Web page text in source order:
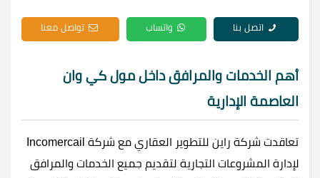
اتصل بنا واتساب تواصل معنا
أهم الخدمات والمرافق داخل مول كي وان
العاصمة الإدارية
تعاقدت شركة راين للتطوير العقاري مع شركة Incomercail
لإدارة المشروعات التجارية لتقديم جميع الخدمات والمرافق